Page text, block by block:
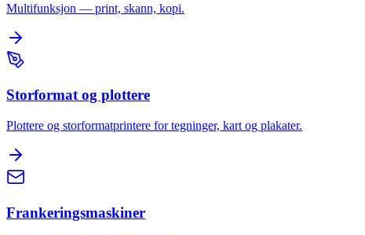
Multifunksjon — print, skann, kopi.
Storformat og plottere
Plottere og storformatprintere for tegninger, kart og plakater.
Frankeringsmaskiner